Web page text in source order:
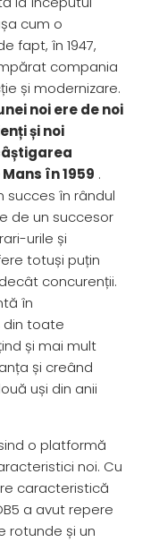
cum o
fapt, în 1947,
compania
și modernizare.
noi ere de noi
și noi
în 1959 .
succes în rândul
de un succesor
urile și
totuși puțin
concurenții.
în
din toate
și mai mult
și creând
uși din anii
o platformă
noi. Cu
caracteristică
a avut repere
rotunde și un